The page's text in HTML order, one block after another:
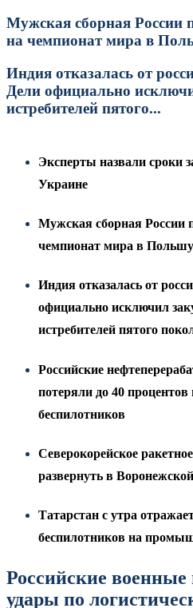
Мужская сборная России
на чемпионат мира в
Индия отказалась от
Дели официально
истребителей пятого...
Эксперты назвали сроки
Украине
Мужская сборная России
чемпионат мира в
Индия отказалась от
официально исключил
истребителей пятого
Российские
потеряли до 40
беспилотников
Северокорейское
развернуть в
Татарстан с утра
беспилотников на
Российские
удары по